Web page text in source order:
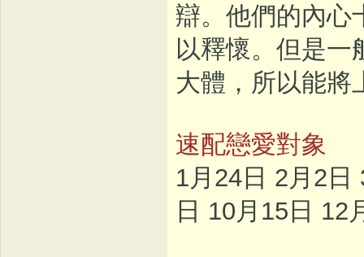
辯。他們的內心
以釋懷。但是一
大體，所以能將
速配戀愛對象
1月24日 2月2日
日 10月15日 12